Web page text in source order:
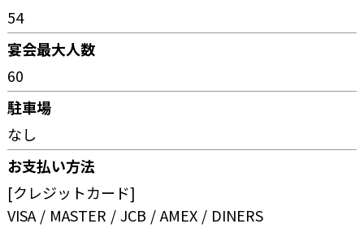
54
宴会最大人数
60
駐車場
なし
お支払い方法
[クレジットカード]
VISA
MASTER JCB AMEX
DINERS